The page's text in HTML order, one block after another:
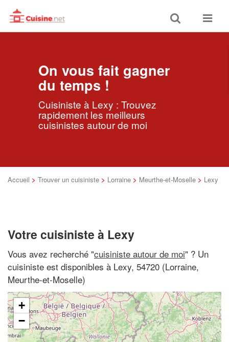
Toggle
search
Toggle
On vous fait gagner
du temps !
Cuisiniste à Lexy : Trouvez
rapidement les meilleurs
cuisinistes autour de moi
Accueil > Trouver un cuisiniste > Lorraine > Meurthe-et-Moselle > Lexy
Votre cuisiniste à Lexy
Vous avez recherché "cuisiniste autour de moi" ? Un
cuisiniste est disponibles à Lexy, 54720 (Lorraine,
Meurthe-et-Moselle)
+
−